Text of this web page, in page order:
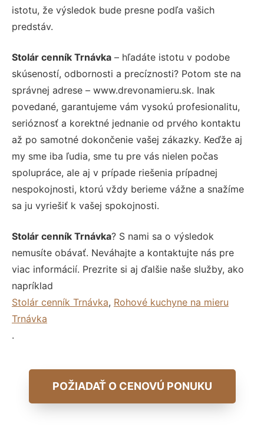
istotu, že výsledok bude presne podľa vašich
predstáv.
Stolár cenník Trnávka – hľadáte istotu v podobe
skúseností, odbornosti a precíznosti? Potom ste na
správnej adrese – www.drevonamieru.sk. Inak
povedané, garantujeme vám vysokú profesionalitu,
serióznosť a korektné jednanie od prvého kontaktu
až po samotné dokončenie vašej zákazky. Keďže aj
my sme iba ľudia, sme tu pre vás nielen počas
spolupráce, ale aj v prípade riešenia prípadnej
nespokojnosti, ktorú vždy berieme vážne a snažíme
sa ju vyriešiť k vašej spokojnosti.
Stolár cenník Trnávka? S nami sa o výsledok
nemusíte obávať. Neváhajte a kontaktujte nás pre
viac informácií. Prezrite si aj ďalšie naše služby, ako
napríklad
Stolár cenník Trnávka, Rohové kuchyne na mieru
Trnávka
.
POŽIADAŤ O CENOVÚ PONUKU